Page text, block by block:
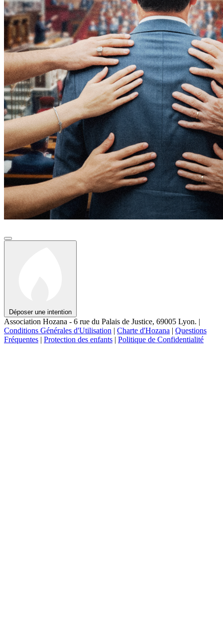
Déposer une intention
Association Hozana - 6 rue du Palais de Justice, 69005 Lyon. |
Conditions Générales d'Utilisation | Charte d'Hozana | Questions
Fréquentes | Protection des enfants | Politique de Confidentialité